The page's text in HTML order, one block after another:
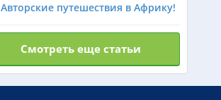
Венгрия из Алматы
Израиль из Алматы
Авторские путешествия в Африку!
Смотреть еще статьи